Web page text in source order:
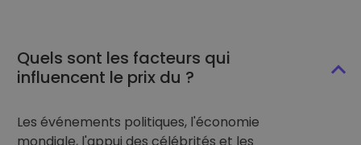
Quels sont les facteurs qui
influencent le prix du ?
Les événements politiques, l'économie